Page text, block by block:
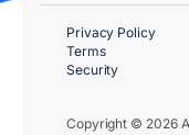
Copyright © 2026
Privacy Policy
Terms
Security